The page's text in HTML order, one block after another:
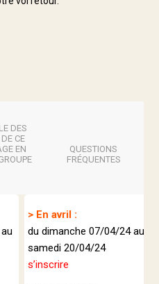
DES
CE
EN
QUESTIONS
FRÉQUENTES
> En avril :
du dimanche 07/04/24 au
samedi 20/04/24
s’inscrire